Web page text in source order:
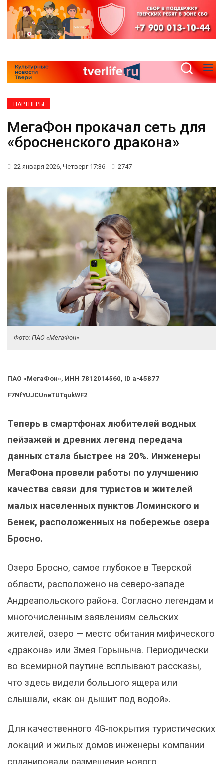
ПАРТНЁРЫ
МегаФон прокачал сеть для
«бросненского дракона»
22 января 2026, Четверг 17:36 2747
Фото: ПАО «МегаФон»
ПАО «МегаФон», ИНН 7812014560, ID a-45877
F7NfYUJCUneTUTqukWF2
Теперь в смартфонах любителей водных
пейзажей и древних легенд передача
данных стала быстрее на 20%. Инженеры
МегаФона провели работы по улучшению
качества связи для туристов и жителей
малых населенных пунктов Ломинского и
Бенек, расположенных на побережье озера
Бросно.
Озеро Бросно, самое глубокое в Тверской
области, расположено на северо-западе
Андреапольского района. Согласно легендам и
многочисленным заявлениям сельских
жителей, озеро — место обитания мифического
«дракона» или Змея Горыныча. Периодически
во всемирной паутине всплывают рассказы,
что здесь видели большого ящера или
слышали, «как он дышит под водой».
Для качественного 4G‑покрытия туристических
локаций и жилых домов инженеры компании
спланировали размещение нового